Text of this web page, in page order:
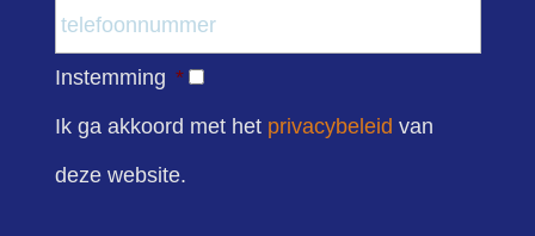
Instemming *
Ik ga akkoord met het privacybeleid van
deze website.